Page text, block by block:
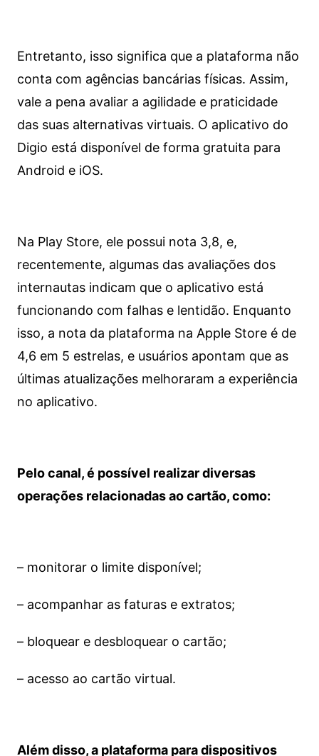
Entretanto, isso significa que a plataforma não
conta com agências bancárias físicas. Assim,
vale a pena avaliar a agilidade e praticidade
das suas alternativas virtuais. O aplicativo do
Digio está disponível de forma gratuita para
Android e iOS.
Na Play Store, ele possui nota 3,8, e,
recentemente, algumas das avaliações dos
internautas indicam que o aplicativo está
funcionando com falhas e lentidão. Enquanto
isso, a nota da plataforma na Apple Store é de
4,6 em 5 estrelas, e usuários apontam que as
últimas atualizações melhoraram a experiência
no aplicativo.
Pelo canal, é possível realizar diversas
operações relacionadas ao cartão, como:
– monitorar o limite disponível;
– acompanhar as faturas e extratos;
– bloquear e desbloquear o cartão;
– acesso ao cartão virtual.
Além disso, a plataforma para dispositivos